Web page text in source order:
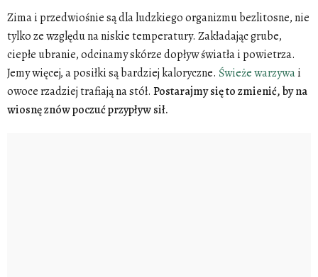
Zima i przedwiośnie są dla ludzkiego organizmu bezlitosne, nie
tylko ze względu na niskie temperatury. Zakładając grube,
ciepłe ubranie, odcinamy skórze dopływ światła i powietrza.
Jemy więcej, a posiłki są bardziej kaloryczne. Świeże warzywai
owoce rzadziej trafiają na stół. Postarajmy się to zmienić, by na
wiosnę znów poczuć przypływ sił.